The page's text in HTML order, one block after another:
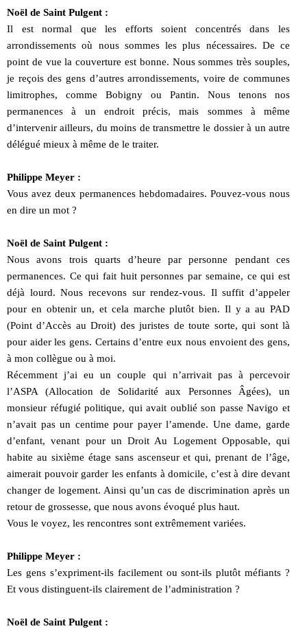
Noël de Saint Pulgent :
Il est normal que les efforts soient concentrés dans les
arrondissements où nous sommes les plus nécessaires. De ce
point de vue la couverture est bonne. Nous sommes très souples,
je reçois des gens d’autres arrondissements, voire de communes
limitrophes, comme Bobigny ou Pantin. Nous tenons nos
permanences à un endroit précis, mais sommes à même
d’intervenir ailleurs, du moins de transmettre le dossier à un autre
délégué mieux à même de le traiter.
Philippe Meyer :
Vous avez deux permanences hebdomadaires. Pouvez-vous nous
en dire un mot ?
Noël de Saint Pulgent :
Nous avons trois quarts d’heure par personne pendant ces
permanences. Ce qui fait huit personnes par semaine, ce qui est
déjà lourd. Nous recevons sur rendez-vous. Il suffit d’appeler
pour en obtenir un, et cela marche plutôt bien. Il y a au PAD
(Point d’Accès au Droit) des juristes de toute sorte, qui sont là
pour aider les gens. Certains d’entre eux nous envoient des gens,
à mon collègue ou à moi.
Récemment j’ai eu un couple qui n’arrivait pas à percevoir
l’ASPA (Allocation de Solidarité aux Personnes Âgées), un
monsieur réfugié politique, qui avait oublié son passe Navigo et
n’avait pas un centime pour payer l’amende. Une dame, garde
d’enfant, venant pour un Droit Au Logement Opposable, qui
habite au sixième étage sans ascenseur et qui, prenant de l’âge,
aimerait pouvoir garder les enfants à domicile, c’est à dire devant
changer de logement. Ainsi qu’un cas de discrimination après un
retour de grossesse, que nous avons évoqué plus haut.
Vous le voyez, les rencontres sont extrêmement variées.
Philippe Meyer :
Les gens s’expriment-ils facilement ou sont-ils plutôt méfiants ?
Et vous distinguent-ils clairement de l’administration ?
Noël de Saint Pulgent :